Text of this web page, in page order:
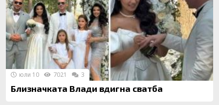
Близначката Влади вдигна сватба
юли 10 7021 3